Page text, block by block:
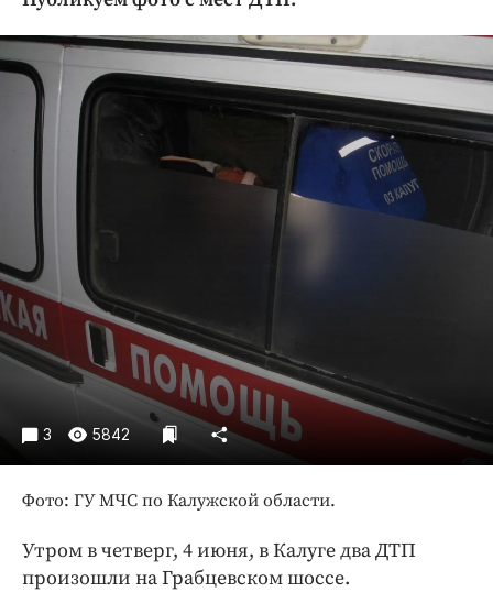
Криминал
Культура
Недвижимость и ЖКХ
Образование
Общество
Погода
Спорт
Экономика и бизнес
ПРОЕКТЫ
Блоги
Издания
Медиаперсона
Интересное чтиво
Бренд года
3 5842
Фото: ГУ МЧС по Калужской области.
Утром в четверг, 4 июня, в Калуге два ДТП
произошли на Грабцевском шоссе.